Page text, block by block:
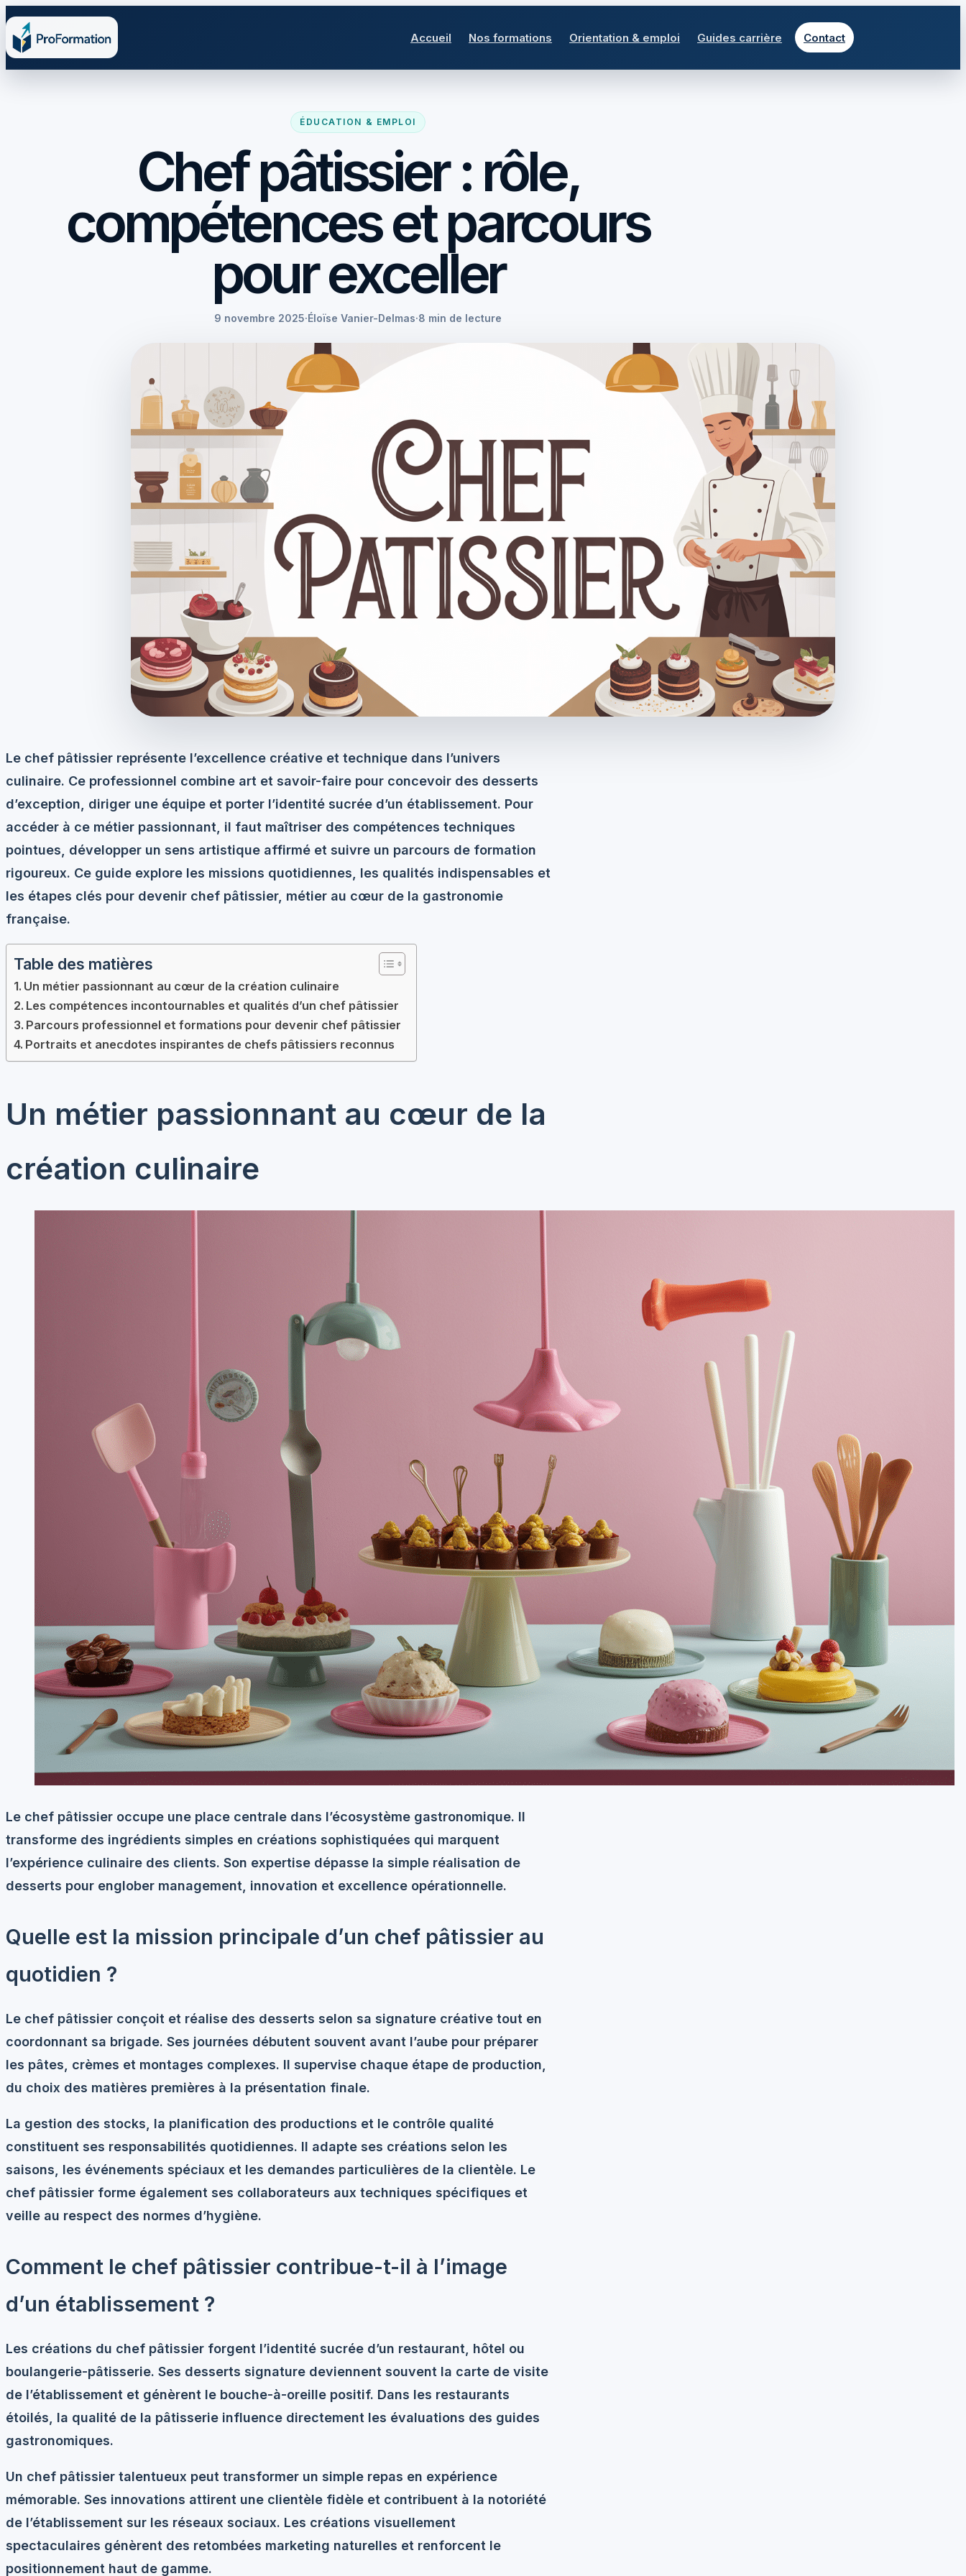
Accueil Nos formations Orientation & emploi Guides carrière Contact
ÉDUCATION & EMPLOI
Chef pâtissier : rôle,
compétences et parcours
pour exceller
9 novembre 2025·Éloïse Vanier-Delmas·8 min de lecture
Le chef pâtissier représente l’excellence créative et technique dans l’univers
culinaire. Ce professionnel combine art et savoir-faire pour concevoir des desserts
d’exception, diriger une équipe et porter l’identité sucrée d’un établissement. Pour
accéder à ce métier passionnant, il faut maîtriser des compétences techniques
pointues, développer un sens artistique affirmé et suivre un parcours de formation
rigoureux. Ce guide explore les missions quotidiennes, les qualités indispensables et
les étapes clés pour devenir chef pâtissier, métier au cœur de la gastronomie
française.
Table des matières
Un métier passionnant au cœur de la création culinaire
Les compétences incontournables et qualités d’un chef pâtissier
Parcours professionnel et formations pour devenir chef pâtissier
Portraits et anecdotes inspirantes de chefs pâtissiers reconnus
Un métier passionnant au cœur de la
création culinaire
Le chef pâtissier occupe une place centrale dans l’écosystème gastronomique. Il
transforme des ingrédients simples en créations sophistiquées qui marquent
l’expérience culinaire des clients. Son expertise dépasse la simple réalisation de
desserts pour englober management, innovation et excellence opérationnelle.
Quelle est la mission principale d’un chef pâtissier au
quotidien ?
Le chef pâtissier conçoit et réalise des desserts selon sa signature créative tout en
coordonnant sa brigade. Ses journées débutent souvent avant l’aube pour préparer
les pâtes, crèmes et montages complexes. Il supervise chaque étape de production,
du choix des matières premières à la présentation finale.
La gestion des stocks, la planification des productions et le contrôle qualité
constituent ses responsabilités quotidiennes. Il adapte ses créations selon les
saisons, les événements spéciaux et les demandes particulières de la clientèle. Le
chef pâtissier forme également ses collaborateurs aux techniques spécifiques et
veille au respect des normes d’hygiène.
Comment le chef pâtissier contribue-t-il à l’image
d’un établissement ?
Les créations du chef pâtissier forgent l’identité sucrée d’un restaurant, hôtel ou
boulangerie-pâtisserie. Ses desserts signature deviennent souvent la carte de visite
de l’établissement et génèrent le bouche-à-oreille positif. Dans les restaurants
étoilés, la qualité de la pâtisserie influence directement les évaluations des guides
gastronomiques.
Un chef pâtissier talentueux peut transformer un simple repas en expérience
mémorable. Ses innovations attirent une clientèle fidèle et contribuent à la notoriété
de l’établissement sur les réseaux sociaux. Les créations visuellement
spectaculaires génèrent des retombées marketing naturelles et renforcent le
positionnement haut de gamme.